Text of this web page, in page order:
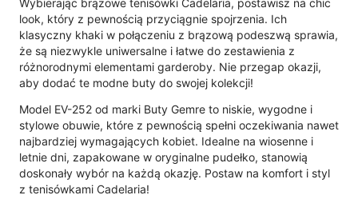
Wybierając brązowe tenisówki Cadelaria, postawisz na chic
look, który z pewnością przyciągnie spojrzenia. Ich
klasyczny khaki w połączeniu z brązową podeszwą sprawia,
że są niezwykle uniwersalne i łatwe do zestawienia z
różnorodnymi elementami garderoby. Nie przegap okazji,
aby dodać te modne buty do swojej kolekcji!
Model EV-252 od marki Buty Gemre to niskie, wygodne i
stylowe obuwie, które z pewnością spełni oczekiwania nawet
najbardziej wymagających kobiet. Idealne na wiosenne i
letnie dni, zapakowane w oryginalne pudełko, stanowią
doskonały wybór na każdą okazję. Postaw na komfort i styl
z tenisówkami Cadelaria!